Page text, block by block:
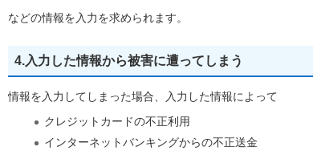
などの情報を入力を求められます。
4.入力した情報から被害に遭ってしまう
情報を入力してしまった場合、入力した情報によって
クレジットカードの不正利用
インターネットバンキングからの不正送金